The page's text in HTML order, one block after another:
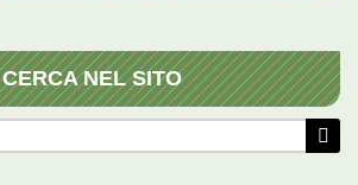
CERCA NEL SITO